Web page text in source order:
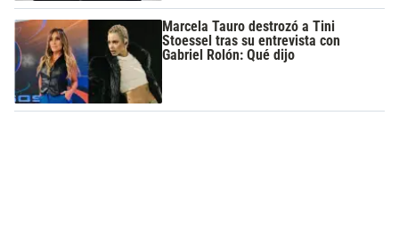
Marcela Tauro destrozó a Tini
Stoessel tras su entrevista con
Gabriel Rolón: Qué dijo